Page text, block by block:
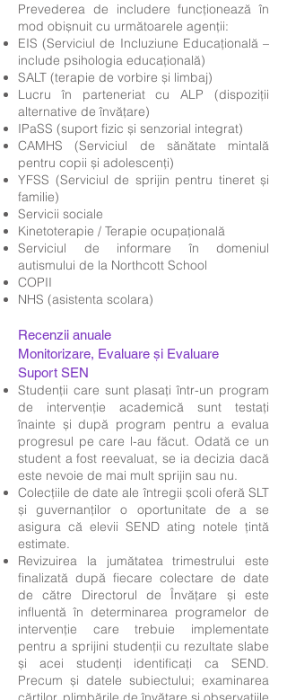
Prevederea de includere funcționează în
mod obișnuit cu următoarele agenții:
EIS (Serviciul de Incluziune Educațională –
include psihologia educațională)
SALT (terapie de vorbire și limbaj)
Lucru în parteneriat cu ALP (dispoziții
alternative de învățare)
IPaSS (suport fizic și senzorial integrat)
CAMHS (Serviciul de sănătate mintală
pentru copii și adolescenți)
YFSS (Serviciul de sprijin pentru tineret și
familie)
Servicii sociale
Kinetoterapie / Terapie ocupațională
Serviciul de informare în domeniul
autismului de la Northcott School
COPII
NHS (asistenta scolara)
Recenzii anuale
Monitorizare, Evaluare și Evaluare
Suport SEN
Studenții care sunt plasați într-un program
de intervenție academică sunt testați
înainte și după program pentru a evalua
progresul pe care l-au făcut. Odată ce un
student a fost reevaluat, se ia decizia dacă
este nevoie de mai mult sprijin sau nu.
Colecțiile de date ale întregii școli oferă SLT
și guvernanților o oportunitate de a se
asigura că elevii SEND ating notele țintă
estimate.
Revizuirea la jumătatea trimestrului este
finalizată după fiecare colectare de date
de către Directorul de Învățare și este
influentă în determinarea programelor de
intervenție care trebuie implementate
pentru a sprijini studenții cu rezultate slabe
și acei studenți identificați ca SEND.
Precum și datele subiectului; examinarea